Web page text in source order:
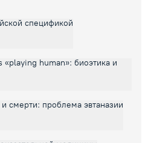
спецификой
«playing human»: биоэтика и
смерти: проблема эвтаназии